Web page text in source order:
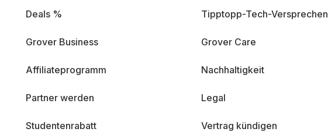
Deals %
Grover Business
Affiliateprogramm
Partner werden
Studentenrabatt
Tipptopp-Tech-Versprechen
Grover Care
Nachhaltigkeit
Legal
Vertrag kündigen